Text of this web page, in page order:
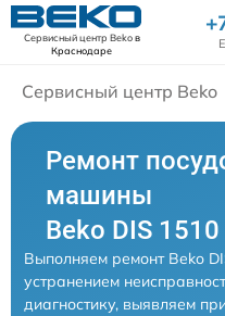
Сервисный центр Bekoв
Краснодаре
Сервисный центр Beko
Ремонт
машины
Beko DIS
Выполняем ремонт Beko
устранением
диагностику, выявляем